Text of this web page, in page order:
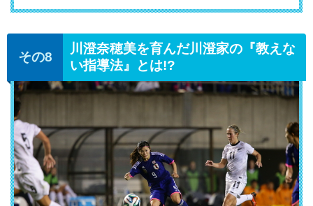
川澄奈穂美を育んだ川澄家の『教えな
い指導法』とは!?